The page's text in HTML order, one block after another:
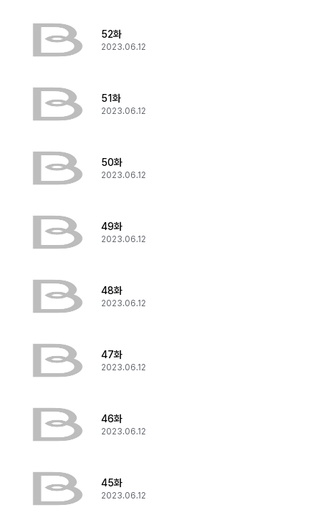
52화
2023.06.12
51화
2023.06.12
50화
2023.06.12
49화
2023.06.12
48화
2023.06.12
47화
2023.06.12
46화
2023.06.12
45화
2023.06.12